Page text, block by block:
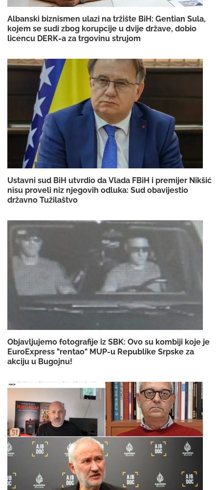
Albanski biznismen ulazi na tržište BiH: Gentian Sula,
kojem se sudi zbog korupcije u dvije države, dobio
licencu DERK-a za trgovinu strujom
Ustavni sud BiH utvrdio da Vlada FBiH i premijer Nikšić
nisu proveli niz njegovih odluka: Sud obavijestio
državno Tužilaštvo
Objavljujemo fotografije iz SBK: Ovo su kombiji koje je
EuroExpress "rentao" MUP-u Republike Srpske za
akciju u Bugojnu!